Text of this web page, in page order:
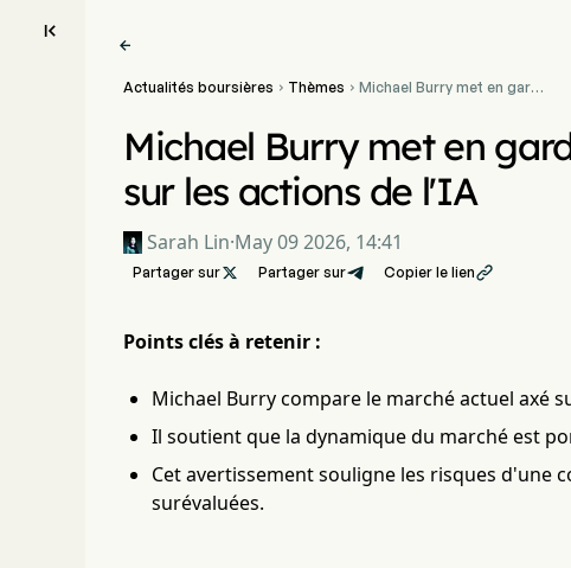


Actualités boursières  Thèmes  Michael Burry met en garde
Michael Burry met en
sur les actions de l'IA
Sarah Lin·May 09 2026, 14:41
Partager sur Partager sur Copier le lien
Points clés à retenir :
Michael Burry compare le marché actuel axé
Il soutient que la dynamique du marché est
Cet avertissement souligne les risques
surévaluées.